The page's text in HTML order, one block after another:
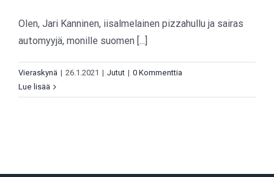
Olen, Jari Kanninen, iisalmelainen pizzahullu ja sairas
automyyjä, monille suomen [...]
Vieraskynä | 26.1.2021 | Jutut | 0 Kommenttia
Lue lisää